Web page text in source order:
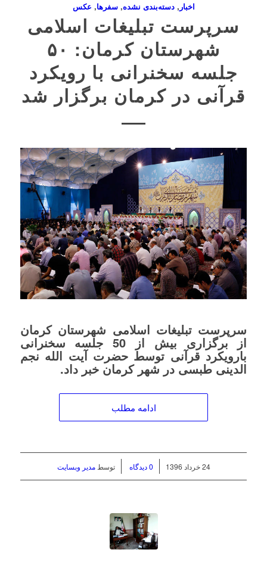
اخبار ,دسته‌بندی نشده,سفرها, عکس
سرپرست تبلیغات اسلامی
شهرستان کرمان: ۵۰
جلسه سخنرانی با رویکرد
قرآنی در کرمان برگزار شد
سرپرست تبلیغات اسلامی شهرستان کرمان
از برگزاری بیش از 50 جلسه سخنرانی
بارویکرد قرآنی توسط حضرت آیت الله نجم
الدینی طبسی در شهر کرمان خبر داد.
ادامه مطلب
24 خرداد 1396 / 0 دیدگاه توسطمدیر وبسایت